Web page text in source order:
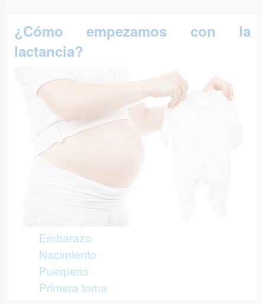
¿Cómo empezamos con la
lactancia?
Embarazo
Nacimiento
Puerperio
Primera toma